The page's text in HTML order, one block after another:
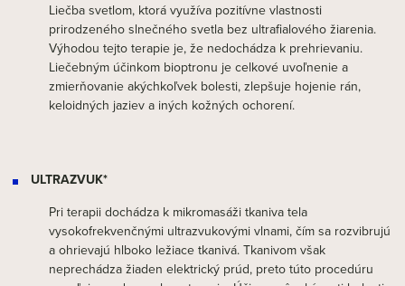
Liečba svetlom, ktorá využíva pozitívne vlastnosti
prirodzeného slnečného svetla bez ultrafialového žiarenia.
Výhodou tejto terapie je, že nedochádza k prehrievaniu.
Liečebným účinkom bioptronu je celkové uvoľnenie a
zmierňovanie akýchkoľvek bolesti, zlepšuje hojenie rán,
keloidných jaziev a iných kožných ochorení.
ULTRAZVUK*
Pri terapii dochádza k mikromasáži tkaniva tela
vysokofrekvenčnými ultrazvukovými vlnami, čím sa rozvibrujú
a ohrievajú hlboko ležiace tkanivá. Tkanivom však
neprechádza žiaden elektrický prúd, preto túto procedúru